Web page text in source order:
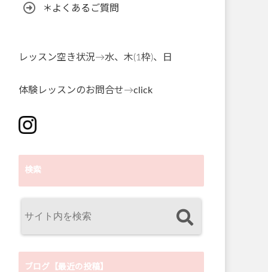
＊よくあるご質問
レッスン空き状況→水、木(1枠)、日
体験レッスンのお問合せ→click
検索
ブログ【最近の投稿】